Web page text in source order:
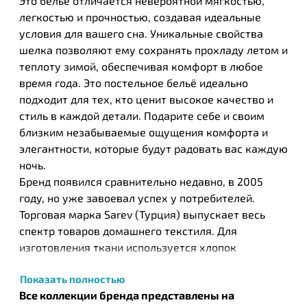
легкостью и прочностью, создавая идеальные
условия для вашего сна. Уникальные свойства
шелка позволяют ему сохранять прохладу летом и
теплоту зимой, обеспечивая комфорт в любое
время года. Это постельное бельё идеально
подходит для тех, кто ценит высокое качество и
стиль в каждой детали. Подарите себе и своим
близким незабываемые ощущения комфорта и
элегантности, которые будут радовать вас каждую
ночь.
Бренд появился сравнительно недавно, в 2005
году, но уже завоевал успех у потребителей.
Торговая марка Sarev (Турция) выпускает весь
спектр товаров домашнего текстиля. Для
изготовления ткани используется хлопок
антибактериальную обработку, а также обработку
при помощи серебра, что повышает гигиенические
Показать полностью
Все коллекции бренда представлены на